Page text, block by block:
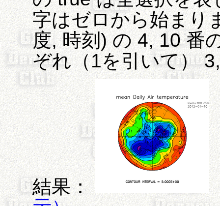
字はゼロから始まり
度, 時刻) の 4, 10 番
ぞれ（1を引いて）
結果：